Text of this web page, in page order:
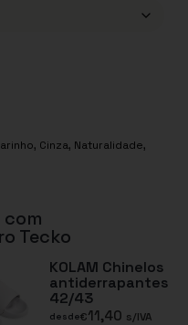
, Cinza, Naturalidade,
Tecko
KOLAM Chinelos
antiderrapantes
42/43
desde€11,40 s/IVA